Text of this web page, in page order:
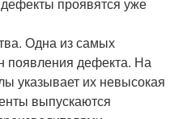
Одна из самых
появления дефекта. На
указывает их невысокая
выпускаются